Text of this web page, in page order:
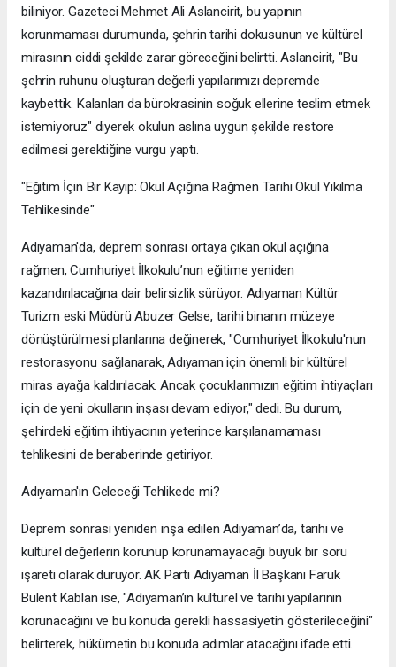
biliniyor. Gazeteci Mehmet Ali Aslancirit, bu yapının
korunmaması durumunda, şehrin tarihi dokusunun ve kültürel
mirasının ciddi şekilde zarar göreceğini belirtti. Aslancirit, "Bu
şehrin ruhunu oluşturan değerli yapılarımızı depremde
kaybettik. Kalanları da bürokrasinin soğuk ellerine teslim etmek
istemiyoruz" diyerek okulun aslına uygun şekilde restore
edilmesi gerektiğine vurgu yaptı.
"Eğitim İçin Bir Kayıp: Okul Açığına Rağmen Tarihi Okul Yıkılma
Tehlikesinde"
Adıyaman'da, deprem sonrası ortaya çıkan okul açığına
rağmen, Cumhuriyet İlkokulu’nun eğitime yeniden
kazandırılacağına dair belirsizlik sürüyor. Adıyaman Kültür
Turizm eski Müdürü Abuzer Gelse, tarihi binanın müzeye
dönüştürülmesi planlarına değinerek, "Cumhuriyet İlkokulu'nun
restorasyonu sağlanarak, Adıyaman için önemli bir kültürel
miras ayağa kaldırılacak. Ancak çocuklarımızın eğitim ihtiyaçları
için de yeni okulların inşası devam ediyor," dedi. Bu durum,
şehirdeki eğitim ihtiyacının yeterince karşılanamaması
tehlikesini de beraberinde getiriyor.
Adıyaman'ın Geleceği Tehlikede mi?
Deprem sonrası yeniden inşa edilen Adıyaman’da, tarihi ve
kültürel değerlerin korunup korunamayacağı büyük bir soru
işareti olarak duruyor. AK Parti Adıyaman İl Başkanı Faruk
Bülent Kablan ise, "Adıyaman’ın kültürel ve tarihi yapılarının
korunacağını ve bu konuda gerekli hassasiyetin gösterileceğini"
belirterek, hükümetin bu konuda adımlar atacağını ifade etti.